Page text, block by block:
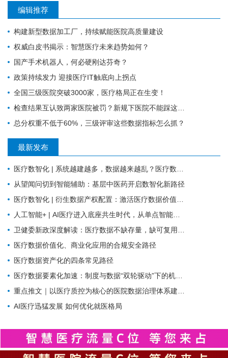
编辑推荐
构建新型数据加工厂，持续赋能医院高质量建设
权威白皮书揭示：智慧医疗未来趋势如何？
国产手术机器人，何必硬刚达芬奇？
政策持续发力 迎接医疗IT触底向上拐点
全国三级医院突破3000家，医疗格局正在生变！
检查结果互认致两家医院被罚？新规下医院不能踩这4个雷区
总分权重不低于60%，三级评审这些数据指标怎么抓？
最新发布
医疗数智化 | 系统越建越多，数据越来越乱？医疗数智化需要换个思路
从望闻问切到智能辅助：基层中医药开启数智化新路径
医疗数智化 | 衍生数据产权配置：激活医疗数据价值的关键规则
人工智能+ | AI医疗进入底座共生时代，从单点智能走向全域协同
卫健委新政深度解读：医疗数据不缺存量，缺可复用的高质量数据集
医疗数据价值化、商业化应用的合规安全路径
医疗数据资产化的四条常见路径
医疗数据要素化加速：制度与数据“双轮驱动”下的机遇与挑战
重点推文｜以医疗质控为核心的医院数据治理体系建设探索
AI医疗迅猛发展 如何优化就医格局